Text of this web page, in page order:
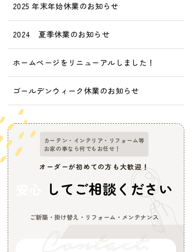
2025 年末年始休業のお知らせ
2024 夏季休業のお知らせ
ホームページをリニューアルしました！
ゴールデンウィーク休業のお知らせ
カーテン・インテリア・リフォーム等
お家の事なら何でもお任せ！
オーダーが初めての方も大歓迎！
してご相談ください
ご新築・掛け替え・リフォーム・メンテナンス